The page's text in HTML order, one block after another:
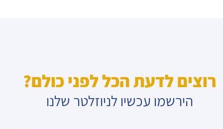
רוצים לדעת הכל לפני כולם?
הירשמו עכשיו לניוזלטר שלנו